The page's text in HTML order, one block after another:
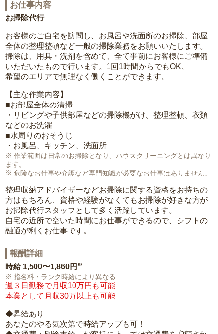
お仕事内容
お掃除代行
お客様のご自宅を訪問し、お風呂や洗面所のお掃除、部屋
全体の整理整頓など一般の掃除業務をお願いいたします。
掃除は、用具・洗剤を含めて、全て事前にお客様にご準備
いただいたもので行います。1回1時間からでもOK。
希望のエリアで無理なく働くことができます。
【主な作業内容】
■お部屋全体の清掃
・リビングや子供部屋などの掃除機がけ、整理整頓、衣類
などのお洗濯
■水周りのおそうじ
・お風呂、キッチン、洗面所
作業範囲は日常のお掃除となり、ハウスクリーニングとは異なり
ます。
危険なお仕事や介護など専門知識が必要なお仕事はありません。
整理収納アドバイザーなどお掃除に関する資格をお持ちの
方はもちろん、資格や経験がなくてもお掃除が好きな方が
お掃除代行スタッフとして多く活躍しています。
自宅の近所で空いた時間にお仕事ができるので、シフトの
融通が利くお仕事です。
報酬詳細
時給 1,500〜1,860円 ※
指名料・ランク時給により異なる
週３日勤務で月収10万円も可能
本業として月収30万以上も可能
◆昇給あり
あなたのやる気次第で時給アップも可！